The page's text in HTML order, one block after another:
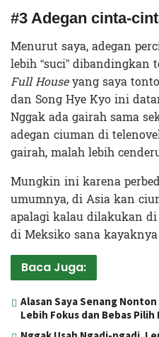
#3 Adegan cinta-
Menurut saya, adegan
lebih “suci” dibandingkan
Full Houseyang saya
dan Song Hye Kyo ini
Nggak ada gairah sama
adegan ciuman di
gairah, malah lebih
Mungkin ini karena
umumnya, di Asia kan
apalagi kalau dilakukan
di Meksiko sana
Baca Juga:
Alasan Saya Senang
Lebih Fokus dan Bebas Pilih